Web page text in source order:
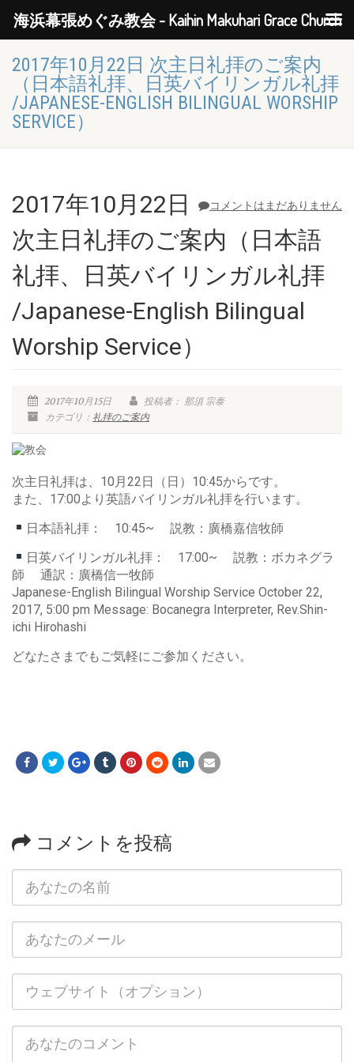
2017年10月22日 次主日礼拝のご案内
（日本語礼拝、日英バイリンガル礼拝
/JAPANESE-ENGLISH BILINGUAL WORSHIP
SERVICE）
コメントはまだありません
2017年10月22日
次主日礼拝のご案内（日本語
礼拝、日英バイリンガル礼拝
/Japanese-English Bilingual
Worship Service）
2017年10月15日
投稿者： 那須 宗泰
カテゴリ： 礼拝のご案内
次主日礼拝は、10月22日（日）10:45からです。
また、17:00より英語バイリンガル礼拝を行います。
日本語礼拝： 10:45~ 説教：廣橋嘉信牧師
日英バイリンガル礼拝： 17:00~ 説教：ボカネグラ
師 通訳：廣橋信一牧師
Japanese-English Bilingual Worship Service October 22,
2017, 5:00 pm Message: Bocanegra Interpreter, Rev.Shin-
ichi Hirohashi
どなたさまでもご気軽にご参加ください。
コメントを投稿
海浜幕張めぐみ教会 - Kaihin Makuhari Grace Church